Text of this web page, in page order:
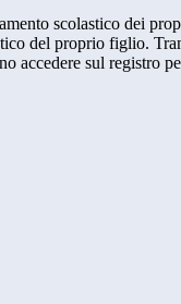
scolastico dei
del proprio figlio.
sul registro